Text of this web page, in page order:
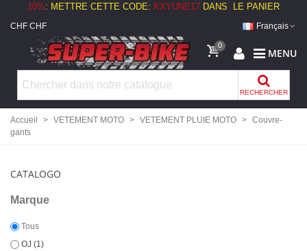
10%: METTRE CETTE CODE: KXYUNE17 DANS LE PANIER
CHF CHF Français
0
MENU
RECHERCHER
Accueil > VETEMENT MOTO > VETEMENT PLUIE MOTO > Couvre-
gants
CATALOGO
Marque
Tous
OJ (1)